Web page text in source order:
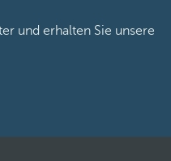
und erhalten Sie unsere